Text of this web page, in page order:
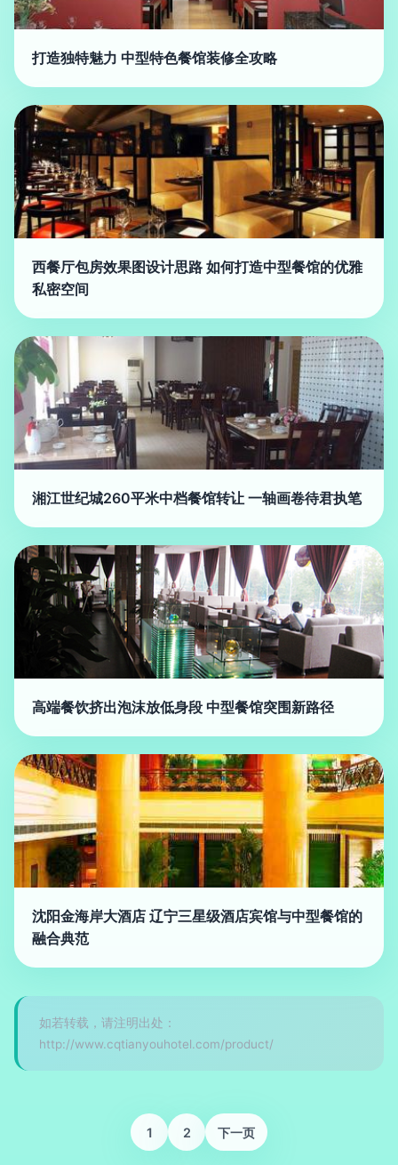
打造独特魅力 中型特色餐馆装修全攻略
西餐厅包房效果图设计思路 如何打造中型餐馆的优雅
私密空间
湘江世纪城260平米中档餐馆转让 一轴画卷待君执笔
高端餐饮挤出泡沫放低身段 中型餐馆突围新路径
沈阳金海岸大酒店 辽宁三星级酒店宾馆与中型餐馆的
融合典范
如若转载，请注明出处：
http://www.cqtianyouhotel.com/product/
1 2 下一页